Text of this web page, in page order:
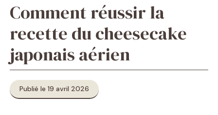
Comment réussir la
recette du cheesecake
japonais aérien
Publié le 19 avril 2026